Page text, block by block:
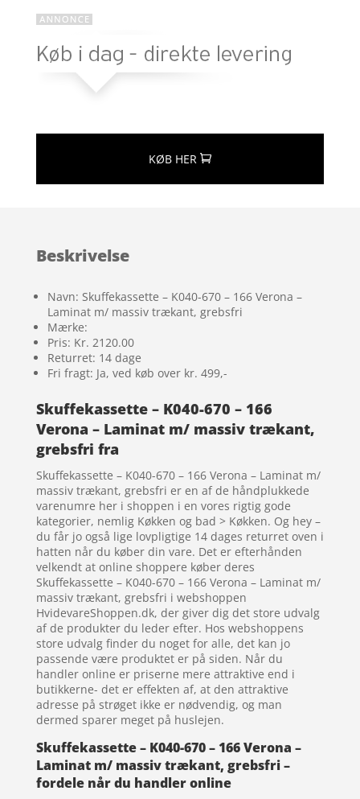
KØB HER
Beskrivelse
Navn: Skuffekassette – K040-670 – 166 Verona –
Laminat m/ massiv trækant, grebsfri
Mærke:
Pris: Kr. 2120.00
Returret: 14 dage
Fri fragt: Ja, ved køb over kr. 499,-
Skuffekassette – K040-670 – 166
Verona – Laminat m/ massiv trækant,
grebsfri fra
Skuffekassette – K040-670 – 166 Verona – Laminat m/
massiv trækant, grebsfri er en af de håndplukkede
varenumre her i shoppen i en vores rigtig gode
kategorier, nemlig Køkken og bad > Køkken. Og hey –
du får jo også lige lovpligtige 14 dages returret oven i
hatten når du køber din vare. Det er efterhånden
velkendt at online shoppere køber deres
Skuffekassette – K040-670 – 166 Verona – Laminat m/
massiv trækant, grebsfri i webshoppen
HvidevareShoppen.dk, der giver dig det store udvalg
af de produkter du leder efter. Hos webshoppens
store udvalg finder du noget for alle, det kan jo
passende være produktet er på siden. Når du
handler online er priserne mere attraktive end i
butikkerne- det er effekten af, at den attraktive
adresse på strøget ikke er nødvendig, og man
dermed sparer meget på huslejen.
Skuffekassette – K040-670 – 166 Verona –
Laminat m/ massiv trækant, grebsfri –
fordele når du handler online